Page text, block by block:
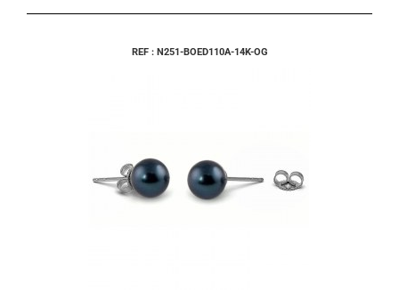
REF : N251-BOED110A-14K-OG